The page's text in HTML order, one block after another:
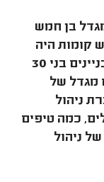
בן חמש
בן חמש קומות היה
נחשב למגדל, אבל היום מגדלים הם בניינים בני 30
מגדל של
ניהול
כמה טיפים
ניהול